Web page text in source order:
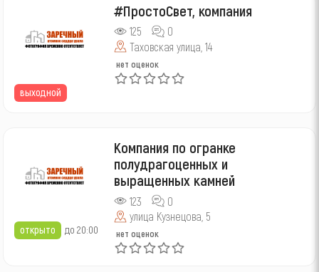
выходной
#ПростоСвет, компания
125
0
Таховская улица, 14
нет оценок
открыто до 20:00
Компания по огранке
полудрагоценных и
выращенных камней
123
0
улица Кузнецова, 5
нет оценок